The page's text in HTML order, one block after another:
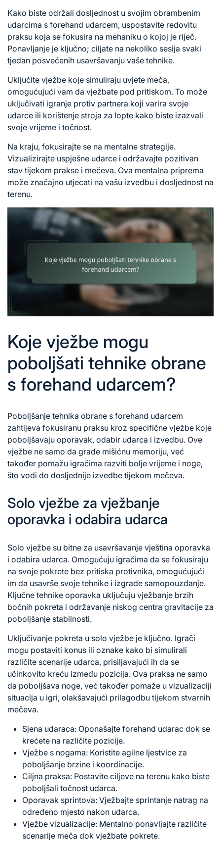
Kako biste održali dosljednost u svojim obrambenim
udarcima s forehand udarcem, uspostavite redovitu
praksu koja se fokusira na mehaniku o kojoj je riječ.
Ponavljanje je ključno; ciljate na nekoliko sesija svaki
tjedan posvećenih usavršavanju vaše tehnike.
Uključite vježbe koje simuliraju uvjete meča,
omogućujući vam da vježbate pod pritiskom. To može
uključivati igranje protiv partnera koji varira svoje
udarce ili korištenje stroja za lopte kako biste izazvali
svoje vrijeme i točnost.
Na kraju, fokusirajte se na mentalne strategije.
Vizualizirajte uspješne udarce i održavajte pozitivan
stav tijekom prakse i mečeva. Ova mentalna priprema
može značajno utjecati na vašu izvedbu i dosljednost na
terenu.
Koje vježbe mogu
poboljšati tehnike obrane
s forehand udarcem?
Poboljšanje tehnika obrane s forehand udarcem
zahtijeva fokusiranu praksu kroz specifične vježbe koje
poboljšavaju oporavak, odabir udarca i izvedbu. Ove
vježbe ne samo da grade mišićnu memoriju, već
također pomažu igračima razviti bolje vrijeme i noge,
što vodi do dosljednije izvedbe tijekom mečeva.
Solo vježbe za vježbanje
oporavka i odabira udarca
Solo vježbe su bitne za usavršavanje vještina oporavka
i odabira udarca. Omogućuju igračima da se fokusiraju
na svoje pokrete bez pritiska protivnika, omogućujući
im da usavrše svoje tehnike i izgrade samopouzdanje.
Ključne tehnike oporavka uključuju vježbanje brzih
bočnih pokreta i održavanje niskog centra gravitacije za
poboljšanje stabilnosti.
Uključivanje pokreta u solo vježbe je ključno. Igrači
mogu postaviti konus ili oznake kako bi simulirali
različite scenarije udarca, prisiljavajući ih da se
učinkovito kreću između pozicija. Ova praksa ne samo
da poboljšava noge, već također pomaže u vizualizaciji
situacija u igri, olakšavajući prilagodbu tijekom stvarnih
mečeva.
Sjena udaraca: Oponašajte forehand udarac dok se
krećete na različite pozicije.
Vježbe s nogama: Koristite agilne ljestvice za
poboljšanje brzine i koordinacije.
Ciljna praksa: Postavite ciljeve na terenu kako biste
poboljšali točnost udarca.
Oporavak sprintova: Vježbajte sprintanje natrag na
određeno mjesto nakon udarca.
Vježbe vizualizacije: Mentalno ponavljajte različite
scenarije meča dok vježbate pokrete.